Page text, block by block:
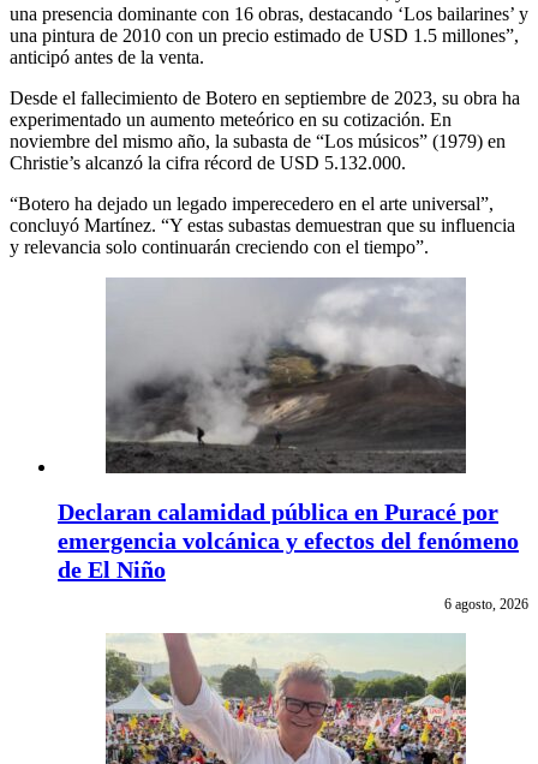
una presencia dominante con 16 obras, destacando ‘Los bailarines’ y
una pintura de 2010 con un precio estimado de USD 1.5 millones”,
anticipó antes de la venta.
Desde el fallecimiento de Botero en septiembre de 2023, su obra ha
experimentado un aumento meteórico en su cotización. En
noviembre del mismo año, la subasta de “Los músicos” (1979) en
Christie’s alcanzó la cifra récord de USD 5.132.000.
“Botero ha dejado un legado imperecedero en el arte universal”,
concluyó Martínez. “Y estas subastas demuestran que su influencia
y relevancia solo continuarán creciendo con el tiempo”.
Declaran calamidad pública en Puracé por
emergencia volcánica y efectos del fenómeno
de El Niño
6 agosto, 2026